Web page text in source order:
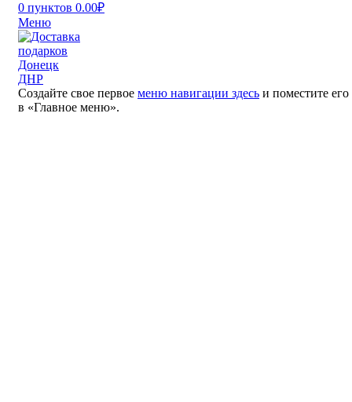
0 пунктов 0.00₽
Меню
Создайте свое первое меню навигации здесь и поместите его
в «Главное меню».